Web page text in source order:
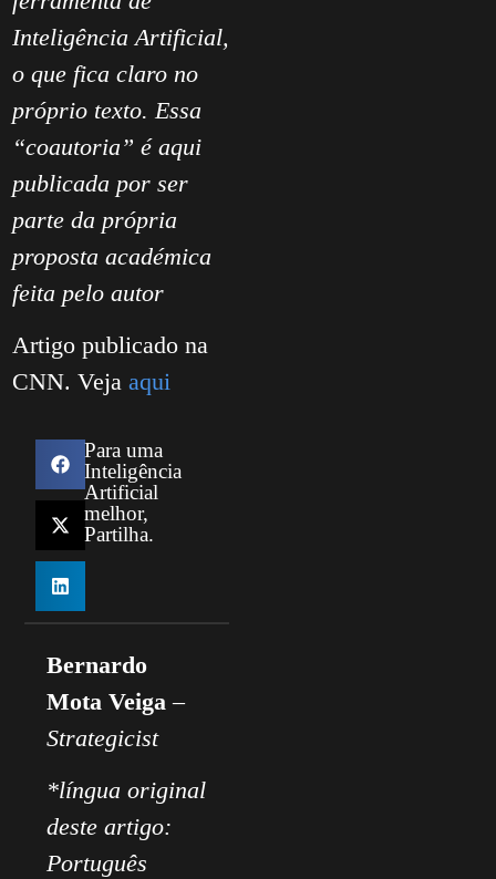
Inteligência Artificial,
o que fica claro no
próprio texto. Essa
“coautoria” é aqui
publicada por ser
parte da própria
proposta académica
feita pelo autor
Artigo publicado na
CNN. Veja aqui
Para uma
Inteligência
Artificial
melhor,
Partilha.
Bernardo
Mota Veiga –
Strategicist
*língua original
deste artigo:
Português